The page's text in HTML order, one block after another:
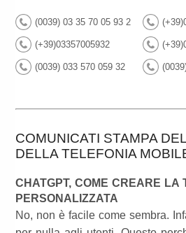
(0039) 03 35 70 05 93 2
(+39)03357005932
(0039) 033 570 059 32
COMUNICATI STAMPA
DELLA TELEFONIA
CHATGPT, COME CREARE LA
PERSONALIZZATA
No, non è facile come sembra.